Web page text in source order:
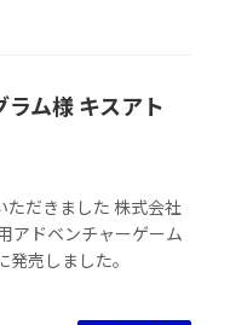
ム様 キスアト
だきました 株式会社
アドベンチャーゲーム
売しました。